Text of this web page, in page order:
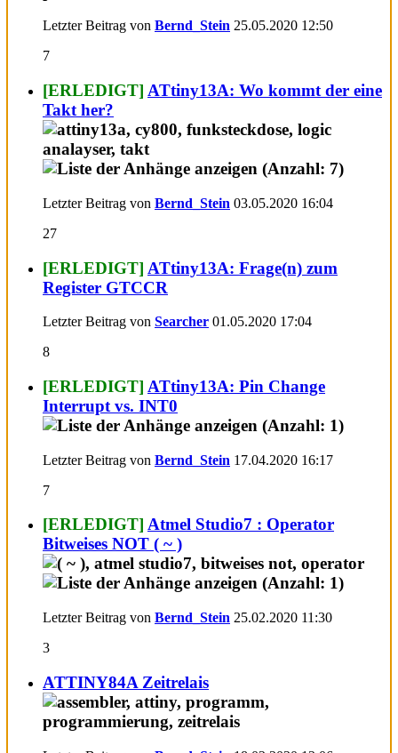
Letzter Beitrag von Bernd_Stein 25.05.2020 12:50
7
[ERLEDIGT] ATtiny13A: Wo kommt der eine
Takt her?
Letzter Beitrag von Bernd_Stein 03.05.2020 16:04
27
[ERLEDIGT] ATtiny13A: Frage(n) zum
Register GTCCR
Letzter Beitrag von Searcher 01.05.2020 17:04
8
[ERLEDIGT] ATtiny13A: Pin Change
Interrupt vs. INT0
Letzter Beitrag von Bernd_Stein 17.04.2020 16:17
7
[ERLEDIGT] Atmel Studio7 : Operator
Bitweises NOT ( ~ )
Letzter Beitrag von Bernd_Stein 25.02.2020 11:30
3
ATTINY84A Zeitrelais